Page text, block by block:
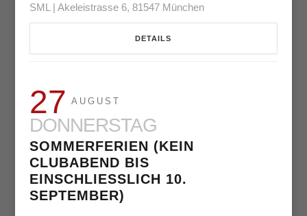
SML | Akeleistrasse 6, 81547 München
DETAILS
27 AUGUST
DONNERSTAG
SOMMERFERIEN (KEIN
CLUBABEND BIS
EINSCHLIESSLICH 10. S
EPTEMBER)